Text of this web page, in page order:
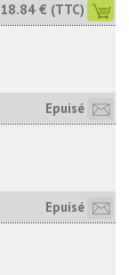
18.84 € (TTC)
Epuisé
Epuisé